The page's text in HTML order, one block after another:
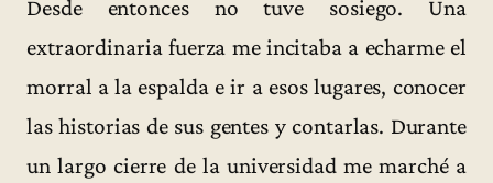
Desde entonces no tuve sosiego. Una
extraordinaria fuerza me incitaba a echarme el
morral a la espalda e ir a esos lugares, conocer
las historias de sus gentes y contarlas. Durante
un largo cierre de la universidad me marché a